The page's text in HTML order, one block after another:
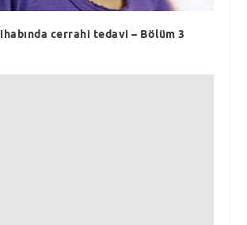
cerrahi tedavi – Bölüm 3